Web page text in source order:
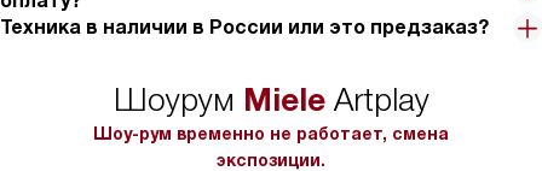
Техника в наличии в России или это предзаказ?
Шоурум MieleArtplay
Шоу-рум временно не работает, смена
экспозиции.